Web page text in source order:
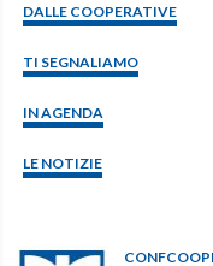
DALLE COOPERATIVE
TI SEGNALIAMO
IN AGENDA
LE NOTIZIE